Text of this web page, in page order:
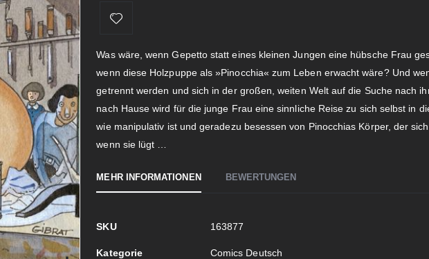
Was wäre, wenn Gepetto statt eines kleinen Jungen eine hübsche Frau
wenn diese Holzpuppe als »Pinocchia« zum Leben erwacht wäre? Und
getrennt werden und sich in der großen, weiten Welt auf die Suche nach
nach Hause wird für die junge Frau eine sinnliche Reise zu sich selbst in
wie manipulativ ist und geradezu besessen von Pinocchias Körper, der
wenn sie lügt …
MEHR INFORMATIONEN
Mehr
SKU 163877
Kategorie Comics Deutsch
BEWERTUNGEN